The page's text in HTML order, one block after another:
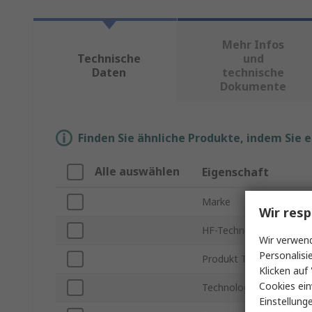
Technische
Daten
Mehr Infos
und
technische
Dokumente
Finden Sie ähnliche Produkte, indem
Alle auswählen Eigenschaft
Marke
HF-Technologie
Produkt Typ
Technologie
Wir
Wir
Klicken
Cookies